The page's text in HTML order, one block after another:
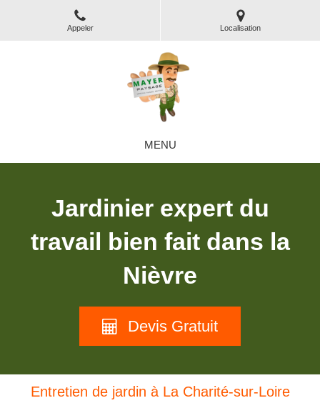
Appeler Localisation
MENU
Jardinier expert du
travail bien fait dans la
Nièvre
Devis Gratuit
Entretien de jardin à La Charité-sur-Loire